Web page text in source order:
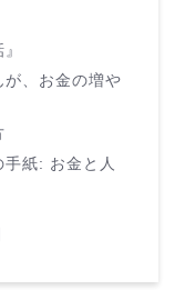
が、お金の増や
紙: お金と人